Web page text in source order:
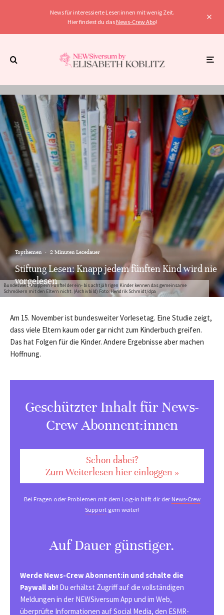
News für interessierte Leser:innen mit wenig Zeit.
Hier findest du das News-Crew Abo!
Bundesweit knapp ein Fünftel der ein- bis achtjährigen Kinder kennen das gemeinsame
Schmökern mit den Eltern nicht. (Archivbild) Foto: Hendrik Schmidt/dpa
Topthemen · 2 Minuten Lesedauer
Stiftung Lesen: Knapp jedem fünften Kind wird nie
vorgelesen
Am 15. November ist bundesweiter Vorlesetag. Eine Studie zeigt,
dass viele Eltern kaum oder gar nicht zum Kinderbuch greifen.
Das hat Folgen für die Kinder. Andere Ergebnisse aber machen
Hoffnung.
Geschützter Inhalt für News-
Crew Abonnent:innen
Schon dabei?
Zum Weiterlesen hier einloggen »
Bei Fragen oder Problemen mit dem Log-in hilft dir derNews-Crew
Support gern weiter!
Auf Dauer günstiger.
Werde News-Crew Abonnent:in und schalte die
Paywall ab! Du erhältst Zugriff auf die vollständigen
Meldungen in der NEWSiversum App und im Web,
überprüfte Informationen auf Social Media, den ESMR-